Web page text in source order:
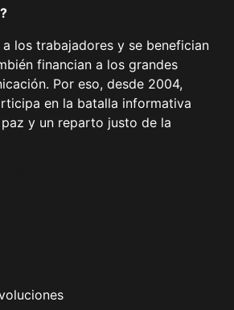
los trabajadores y se benefician
financian a los grandes
Por eso, desde 2004,
en la batalla informativa
y un reparto justo de la